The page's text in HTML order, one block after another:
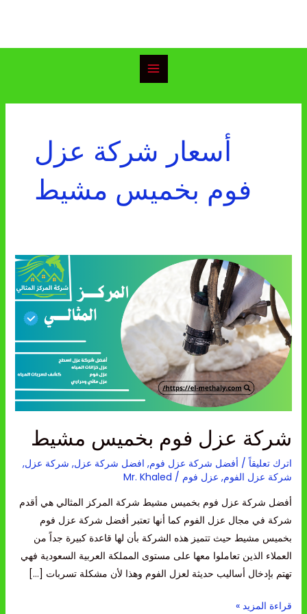
أسعار شركة عزل
فوم بخميس مشيط
شركة عزل فوم بخميس مشيط
اترك تعليقاً / أفضل شركة عزل فوم, افضل شركة عزل, شركة عزل,
شركة عزل الفوم, عزل فوم /
Mr. Khaled
أفضل شركة عزل فوم بخميس مشيط شركة المركز المثالي هي أقدم
شركة في مجال عزل الفوم كما أنها تعتبر أفضل شركة عزل فوم
بخميس مشيط حيث تتميز هذه الشركة بأن لها قاعدة كبيرة جداً من
العملاء الذين تعاملوا معها على مستوى المملكة العربية السعودية فهي
تهتم بإدخال أساليب حديثة لعزل الفوم وهذا لأن مشكلة تسربات […]
فوم
بخميس
مشيط
قراءة المزيد »